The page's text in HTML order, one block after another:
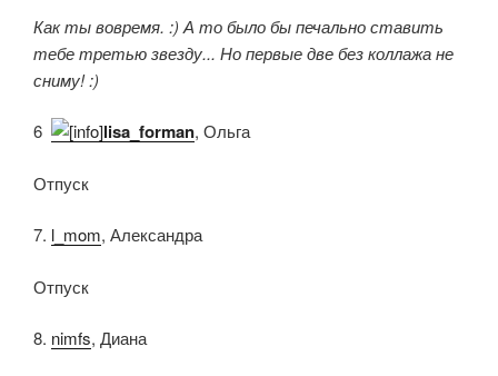
Как ты вовремя. :) А то было бы печально ставить
тебе третью звезду... Но первые две без коллажа не
сниму! :)
6. lisa_forman, Ольга
Отпуск
7. l_mom, Александра
Отпуск
8. nimfs, Диана